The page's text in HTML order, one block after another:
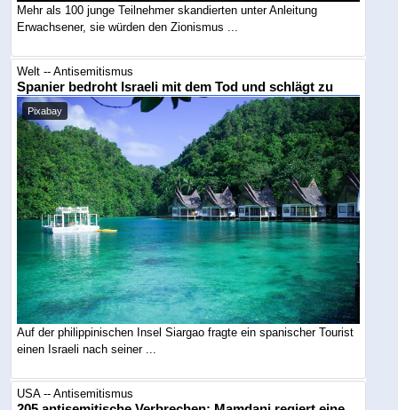
Mehr als 100 junge Teilnehmer skandierten unter Anleitung
Erwachsener, sie würden den Zionismus ...
Welt -- Antisemitismus
Spanier bedroht Israeli mit dem Tod und schlägt zu
Pixabay
Auf der philippinischen Insel Siargao fragte ein spanischer Tourist
einen Israeli nach seiner ...
USA -- Antisemitismus